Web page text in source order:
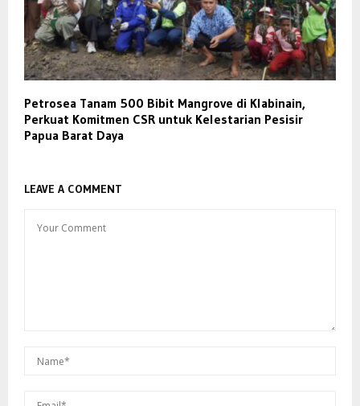
Petrosea Tanam 500 Bibit Mangrove di Klabinain,
Perkuat Komitmen CSR untuk Kelestarian Pesisir
Papua Barat Daya
LEAVE A COMMENT